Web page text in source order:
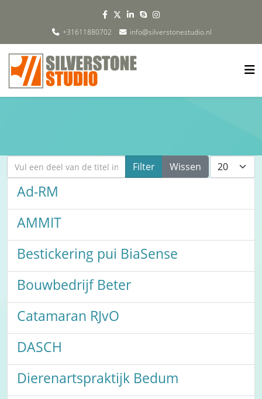
+31611880702 info@silverstonestudio.nl
Vul een deel van de titel in Filter Wissen Toon #
Ad-RM
AMMIT
Bestickering pui BiaSense
Bouwbedrijf Beter
Catamaran RJvO
DASCH
Dierenartspraktijk Bedum